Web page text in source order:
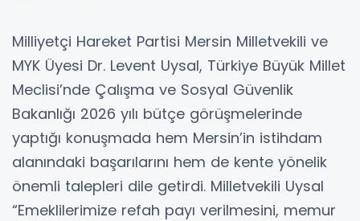
Milliyetçi Hareket Partisi Mersin Milletvekili ve
MYK Üyesi Dr. Levent Uysal, Türkiye Büyük Millet
Meclisi’nde Çalışma ve Sosyal Güvenlik
Bakanlığı 2026 yılı bütçe görüşmelerinde
yaptığı konuşmada hem Mersin’in istihdam
alanındaki başarılarını hem de kente yönelik
önemli talepleri dile getirdi. Milletvekili Uysal
“Emeklilerimize refah payı verilmesini, memur